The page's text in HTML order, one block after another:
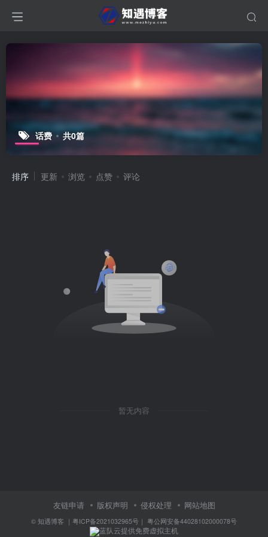
话费 共0篇
排序 更新 浏览 点赞 评论
暂无内容
友链申请 版权声明 侵权处理 网站地图
© 知遇博客 ｜ 粤ICP备2021032965号 ｜ 粤公网安备44028102000078号
蓝队云提供免费虚拟主机